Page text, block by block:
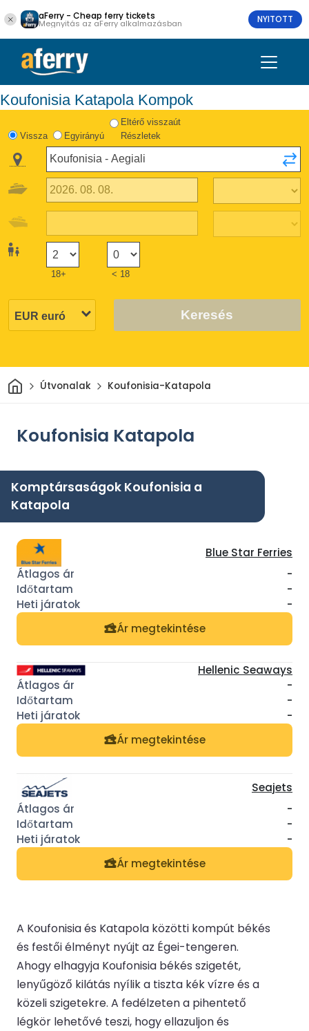
aFerry - Cheap ferry tickets
Megnyitás az aFerry alkalmazásban NYITOTT
Koufonisia Katapola Kompok
Vissza Egyirányú
Eltérő visszaút
Részletek
18+ < 18
Keresés
Otthon
Útvonalak Koufonisia-Katapola
Koufonisia Katapola
Komptársaságok Koufonisia a
Katapola
Blue Star Ferries
-
-
-
Ár megtekintése
Hellenic Seaways
-
-
-
Ár megtekintése
Seajets
-
-
-
Ár megtekintése
A Koufonisia és Katapola közötti kompút békés
és festői élményt nyújt az Égei-tengeren.
Ahogy elhagyja Koufonisia békés szigetét,
lenyűgöző kilátás nyílik a tiszta kék vízre és a
közeli szigetekre. A fedélzeten a pihentető
légkör lehetővé teszi, hogy ellazuljon és